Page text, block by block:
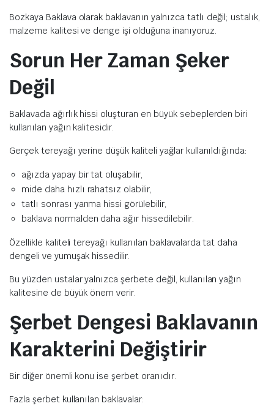
Bozkaya Baklava olarak baklavanın yalnızca tatlı değil; ustalık,
malzeme kalitesi ve denge işi olduğuna inanıyoruz.
Sorun Her Zaman Şeker
Değil
Baklavada ağırlık hissi oluşturan en büyük sebeplerden biri
kullanılan yağın kalitesidir.
Gerçek tereyağı yerine düşük kaliteli yağlar kullanıldığında:
ağızda yapay bir tat oluşabilir,
mide daha hızlı rahatsız olabilir,
tatlı sonrası yanma hissi görülebilir,
baklava normalden daha ağır hissedilebilir.
Özellikle kaliteli tereyağı kullanılan baklavalarda tat daha
dengeli ve yumuşak hissedilir.
Bu yüzden ustalar yalnızca şerbete değil, kullanılan yağın
kalitesine de büyük önem verir.
Şerbet Dengesi Baklavanın
Karakterini Değiştirir
Bir diğer önemli konu ise şerbet oranıdır.
Fazla şerbet kullanılan baklavalar: